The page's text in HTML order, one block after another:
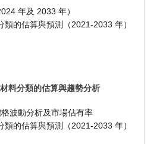
年及 2033 年）
的估算與預測（2021-2033 年）
料分類的估算與趨勢分析
波動分析及市場佔有率
的估算與預測（2021-2033 年）